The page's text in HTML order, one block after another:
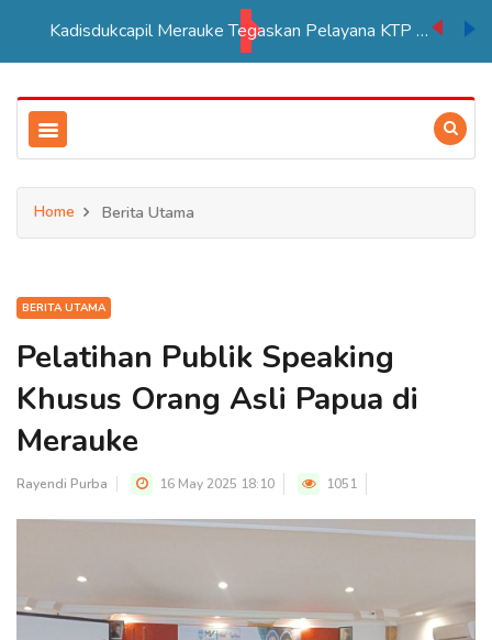
Kadisdukcapil Merauke Tegaskan Pelayana KTP Sesuai SOP
Home Berita Utama
BERITA UTAMA
Pelatihan Publik Speaking
Khusus Orang Asli Papua di
Merauke
Rayendi Purba 16 May 2025 18:10 1051